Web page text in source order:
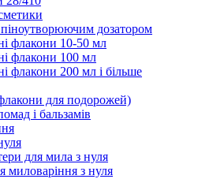
дозатором
флакони 10-50 мл
флакони 100 мл
флакони 200 мл і більше
для подорожей)
і бальзамів
для мила з нуля
миловаріння з нуля